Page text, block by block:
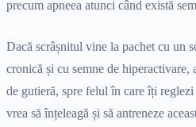
precum apneea atunci când există
Dacă scrâșnitul vine la pachet cu un
cronică și cu semne de
de gutieră, spre felul în care îți
vrea să înțeleagă și să antreneze